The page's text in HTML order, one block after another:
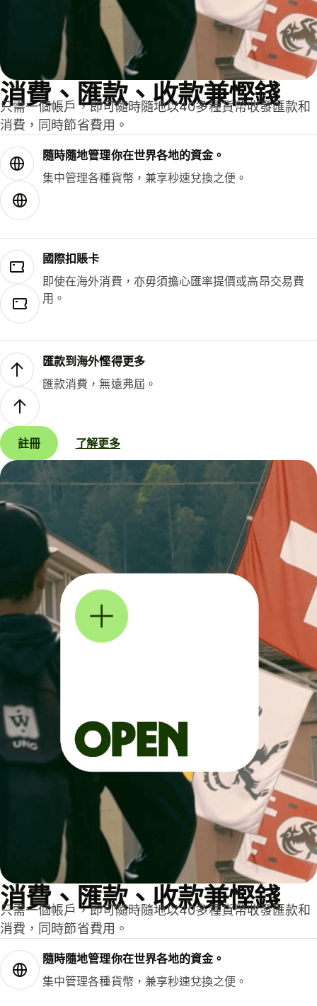
消費、匯款、收款兼慳錢
只需一個帳戶，即可隨時隨地以40多種貨幣收發匯款和
消費，同時節省費用。
隨時隨地管理你在世界各地的資金。
集中管理各種貨幣，兼享秒速兌換之便。
國際扣賬卡
即使在海外消費，亦毋須擔心匯率提價或高昂交易費
用。
匯款到海外慳得更多
匯款消費，無遠弗屆。
註冊 了解更多
消費、匯款、收款兼慳錢
只需一個帳戶，即可隨時隨地以40多種貨幣收發匯款和
消費，同時節省費用。
隨時隨地管理你在世界各地的資金。
集中管理各種貨幣，兼享秒速兌換之便。